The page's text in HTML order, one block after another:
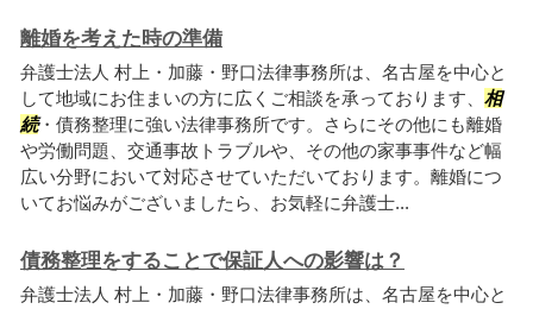
離婚を考えた時の準備
弁護士法人 村上・加藤・野口法律事務所は、名古屋を中心と
して地域にお住まいの方に広くご相談を承っております、 相
続・債務整理に強い法律事務所です。さらにその他にも離婚
や労働問題、交通事故トラブルや、その他の家事事件など幅
広い分野において対応させていただいております。離婚につ
いてお悩みがございましたら、お気軽に弁護士...
債務整理をすることで保証人への影響は？
弁護士法人 村上・加藤・野口法律事務所は、名古屋を中心と